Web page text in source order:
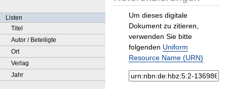
Listen
Titel
Autor / Beteiligte
Ort
Verlag
Jahr
Um dieses digitale
Dokument zu zitieren,
verwenden Sie bitte
folgenden Uniform
Resource Name (URN)